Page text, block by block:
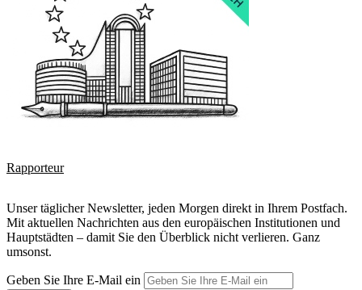
Rapporteur
Unser täglicher Newsletter, jeden Morgen direkt in Ihrem Postfach.
Mit aktuellen Nachrichten aus den europäischen Institutionen und
Hauptstädten – damit Sie den Überblick nicht verlieren. Ganz
umsonst.
Geben Sie Ihre E-Mail ein